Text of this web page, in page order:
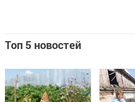
Топ 5 новостей